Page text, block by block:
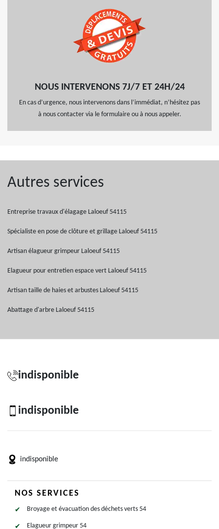
NOUS INTERVENONS 7J/7 ET 24H/24
En cas d’urgence, nous intervenons dans l’immédiat, n’hésitez pas
à nous contacter via le formulaire ou à nous appeler.
Autres services
Entreprise travaux d'élagage Laloeuf 54115
Spécialiste en pose de clôture et grillage Laloeuf 54115
Artisan élagueur grimpeur Laloeuf 54115
Elagueur pour entretien espace vert Laloeuf 54115
Artisan taille de haies et arbustes Laloeuf 54115
Abattage d'arbre Laloeuf 54115
indisponible
indisponible
indisponible
NOS SERVICES
Broyage et évacuation des déchets verts 54
Elagueur grimpeur 54